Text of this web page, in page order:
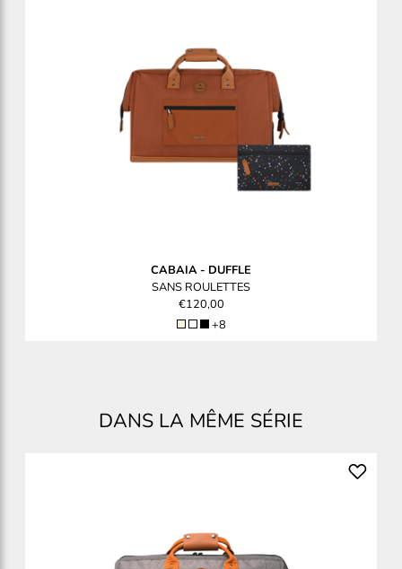
CABAIA- DUFFLE
SANS ROULETTES
€120,00
+8
DANS LA MÊME SÉRIE